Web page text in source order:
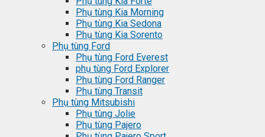
Phụ tùng Kia Morning
Phụ tùng Kia Sedona
Phụ tùng Kia Sorento
Phụ tùng Ford
Phụ tùng Ford Everest
phụ tùng Ford Explorer
Phụ tùng Ford Ranger
Phụ tùng Transit
Phụ tùng Mitsubishi
Phụ tùng Jolie
Phụ tùng Pajero